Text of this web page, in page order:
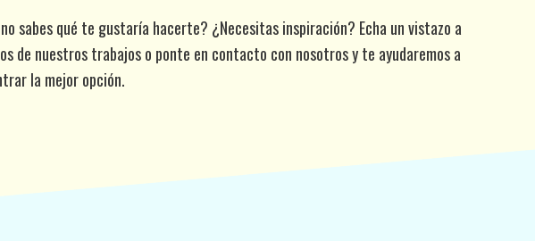
sabes qué te gustaría hacerte? ¿Necesitas inspiración? Echa un vistazo a
de nuestros trabajos o ponte en contacto con nosotros y te ayudaremos a
la mejor opción.